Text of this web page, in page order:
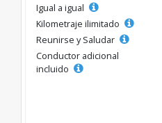
Igual a igual
Kilometraje ilimitado
Reunirse y Saludar
Conductor adicional
incluido